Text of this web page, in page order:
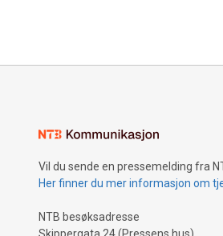
Vil du sende en pressemelding fra
Her finner du mer informasjon om
NTB besøksadresse